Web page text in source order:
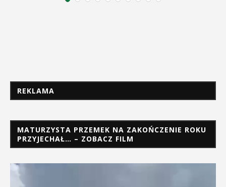
REKLAMA
MATURZYSTA PRZEMEK NA ZAKOŃCZENIE ROKU
PRZYJECHAŁ… – ZOBACZ FILM
Odtwarzacz